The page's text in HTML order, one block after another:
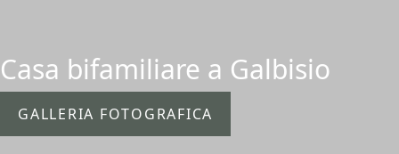
Casa bifamiliare a Galbisio
GALLERIA FOTOGRAFICA